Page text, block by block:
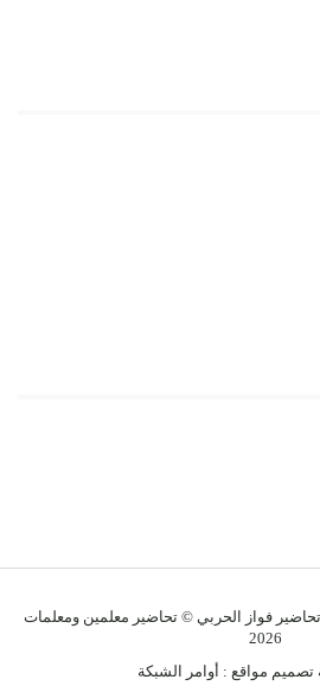
فواز الحربي © تحاضير معلمين ومعلمات
2026
مواقع : أوامر الشبكة